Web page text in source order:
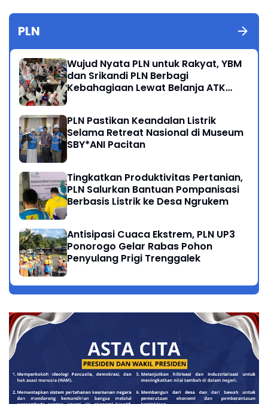
PLN
Wujud Nyata PLN untuk Rakyat, YBM
dan Srikandi PLN Berbagi
Kebahagiaan Lewat Belanja ATK
PLN Pastikan Keandalan Listrik
Selama Retreat Nasional di Museum
SBY*ANI Pacitan
Tingkatkan Produktivitas Pertanian,
PLN Salurkan Bantuan Pompanisasi
Berbasis Listrik ke Desa Ngrukem
Antisipasi Cuaca Ekstrem, PLN UP3
Ponorogo Gelar Rabas Pohon
Penyulang Prigi Trenggalek